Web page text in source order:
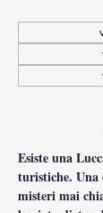
Esiste una
turistiche. Una
misteri mai